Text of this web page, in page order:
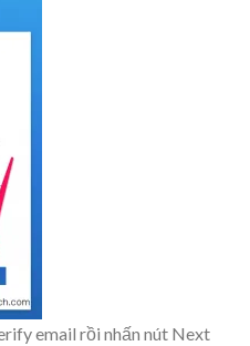
email rồi nhấn nút Next